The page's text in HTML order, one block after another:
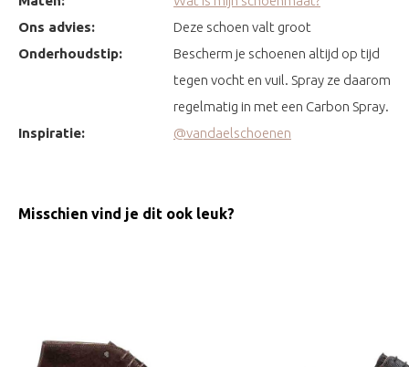
Ons advies:
Deze schoen valt groot
Onderhoudstip:
Bescherm je schoenen altijd op tijd
tegen vocht en vuil. Spray ze daarom
regelmatig in met een Carbon Spray.
Inspiratie:
@vandaelschoenen
Misschien vind je dit ook leuk?